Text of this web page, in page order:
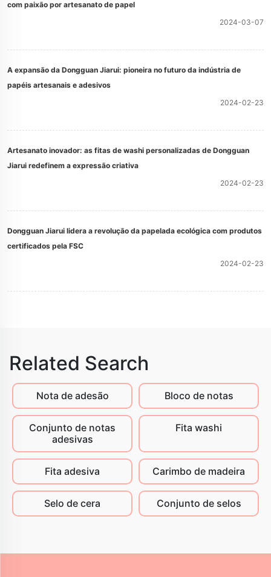
com paixão por artesanato de papel
2024-03-07
A expansão da Dongguan Jiarui: pioneira no futuro da indústria de
papéis artesanais e adesivos
2024-02-23
Artesanato inovador: as fitas de washi personalizadas de Dongguan
Jiarui redefinem a expressão criativa
2024-02-23
Dongguan Jiarui lidera a revolução da papelada ecológica com produtos
certificados pela FSC
2024-02-23
Related Search
Nota de adesão Bloco de notas
Conjunto de notas
adesivas
Fita washi
Fita adesiva Carimbo de madeira
Selo de cera Conjunto de selos